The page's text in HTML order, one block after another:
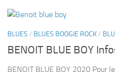
BLUES / BLUES BOOGIE ROCK/
BENOIT BLUE BOY
BENOIT BLUE BOY 2020 Pour